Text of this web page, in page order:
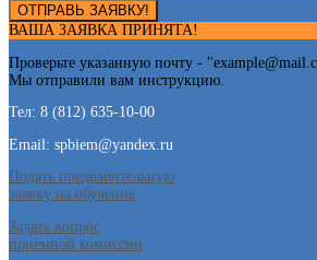
ОТПРАВЬ ЗАЯВКУ!
ВАША ЗАЯВКА ПРИНЯТА!
Проверьте указанную почту - "
Мы отправили вам инструкцию.
Тел: 8 (812) 635-10-00
Email: spbiem@yandex.ru
Подать предварительную
заявку на обучение
Задать вопрос
приемной комиссии